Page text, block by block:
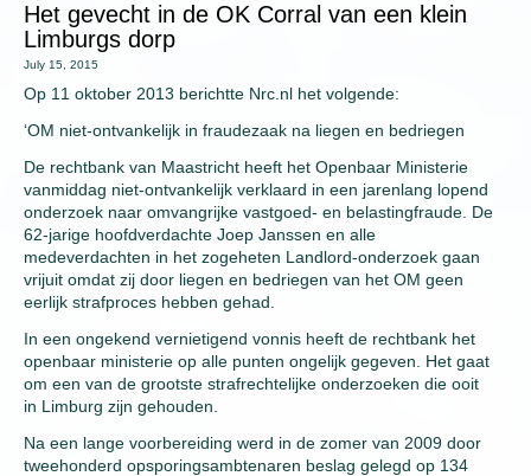
Het gevecht in de OK Corral van een klein
Limburgs dorp
July 15, 2015
Op 11 oktober 2013 berichtte Nrc.nl het volgende:
‘OM niet-ontvankelijk in fraudezaak na liegen en bedriegen
De rechtbank van Maastricht heeft het Openbaar Ministerie
vanmiddag niet-ontvankelijk verklaard in een jarenlang lopend
onderzoek naar omvangrijke vastgoed- en belastingfraude. De
62-jarige hoofdverdachte Joep Janssen en alle
medeverdachten in het zogeheten Landlord-onderzoek gaan
vrijuit omdat zij door liegen en bedriegen van het OM geen
eerlijk strafproces hebben gehad.
In een ongekend vernietigend vonnis heeft de rechtbank het
openbaar ministerie op alle punten ongelijk gegeven. Het gaat
om een van de grootste strafrechtelijke onderzoeken die ooit
in Limburg zijn gehouden.
Na een lange voorbereiding werd in de zomer van 2009 door
tweehonderd opsporingsambtenaren beslag gelegd op 134